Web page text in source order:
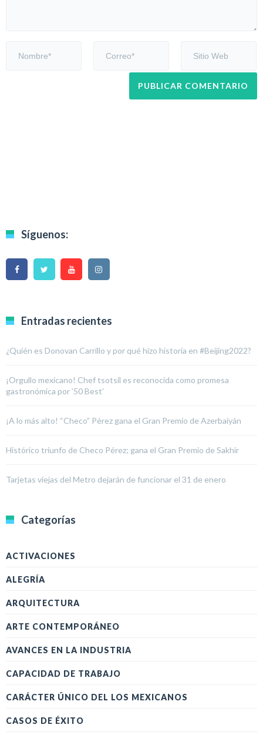
Síguenos:
Entradas recientes
¿Quién es Donovan Carrillo y por qué hizo historia en #Beijing2022?
¡Orgullo mexicano! Chef tsotsil es reconocida como promesa
gastronómica por ’50 Best’
¡A lo más alto! “Checo” Pérez gana el Gran Premio de Azerbaiyán
Histórico triunfo de Checo Pérez; gana el Gran Premio de Sakhir
Tarjetas viejas del Metro dejarán de funcionar el 31 de enero
Categorías
ACTIVACIONES
ALEGRÍA
ARQUITECTURA
ARTE CONTEMPORÁNEO
AVANCES EN LA INDUSTRIA
CAPACIDAD DE TRABAJO
CARÁCTER ÚNICO DEL LOS MEXICANOS
CASOS DE ÉXITO